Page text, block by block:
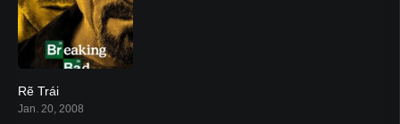
Rẽ Trái
Jan. 20, 2008